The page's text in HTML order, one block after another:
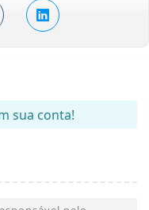
sua conta!